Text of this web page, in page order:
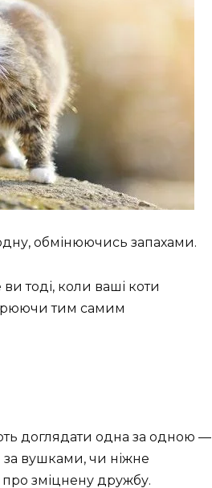
обмінюючись запахами.
тоді, коли ваші коти
тим самим
доглядати одна за одною —
за вушками, чи ніжне
зміцнену дружбу.